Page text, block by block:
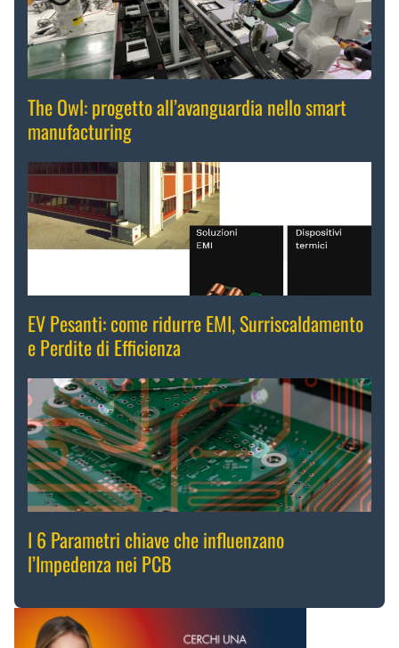
The Owl: progetto all’avanguardia nello smart
manufacturing
EV Pesanti: come ridurre EMI, Surriscaldamento
e Perdite di Efficienza
I 6 Parametri chiave che influenzano
l’Impedenza nei PCB